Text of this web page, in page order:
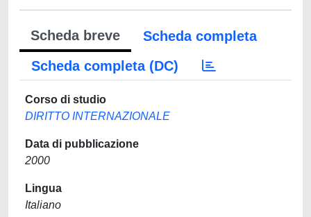
Scheda breve
Scheda completa
Scheda completa (DC)
Corso di studio
DIRITTO INTERNAZIONALE
Data di pubblicazione
2000
Lingua
Italiano